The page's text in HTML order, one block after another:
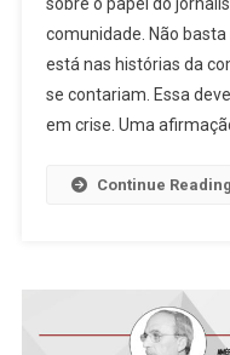
comunidade. Não
está nas histórias da
se contariam. Essa
em crise. Uma
Continue Reading